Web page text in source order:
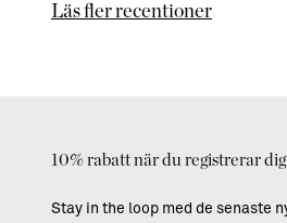
Läs fler recentioner
10% rabatt när du registrerar
Stay in the loop med de senaste